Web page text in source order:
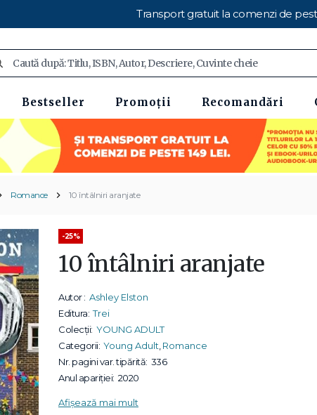
Transport gratuit la comenzi de
Bestseller Promoții Recomandări
Romance 10 întâlniri aranjate
-25%
10 întâlniri aranjate
Autor : Ashley Elston
Editura: Trei
Colecții: YOUNG ADULT
Categorii: Young Adult Romance
Nr. pagini var. tipărită: 336
Anul apariției: 2020
Afișează mai mult